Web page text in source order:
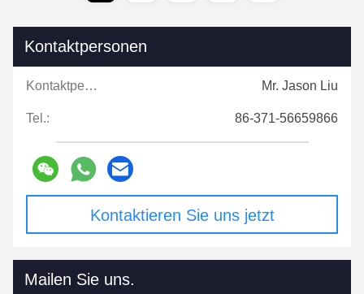
Kontaktpersonen
Kontaktpersonen: Mr. Jason Liu
Tel.: 86-371-56659866
Kontaktieren Sie uns jetzt
Mailen Sie uns.